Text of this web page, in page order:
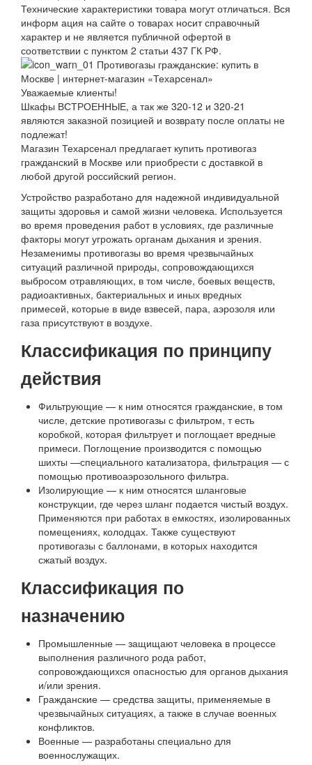
Технические характеристики товара могут отличаться. Вся
информ ация на сайте о товарах носит справочный
характер и не является публичной офертой в
соответствии с пунктом 2 статьи 437 ГК РФ.
Уважаемые клиенты!
Шкафы ВСТРОЕННЫЕ, а так же 320-12 и 320-21
являются заказной позицией и возврату после оплаты не
подлежат!
Магазин Техарсенал предлагает купить противогаз
гражданский в Москве или приобрести с доставкой в
любой другой российский регион.
Устройство разработано для надежной индивидуальной
защиты здоровья и самой жизни человека. Используется
во время проведения работ в условиях, где различные
факторы могут угрожать органам дыхания и зрения.
Незаменимы противогазы во время чрезвычайных
ситуаций различной природы, сопровождающихся
выбросом отравляющих, в том числе, боевых веществ,
радиоактивных, бактериальных и иных вредных
примесей, которые в виде взвесей, пара, аэрозоля или
газа присутствуют в воздухе.
Классификация по принципу
действия
Фильтрующие — к ним относятся гражданские, в том
числе, детские противогазы с фильтром, т есть
коробкой, которая фильтрует и поглощает вредные
примеси. Поглощение производится с помощью
шихты —специального катализатора, фильтрация — с
помощью противоаэрозольного фильтра.
Изолирующие — к ним относятся шланговые
конструкции, где через шланг подается чистый воздух.
Применяются при работах в емкостях, изолированных
помещениях, колодцах. Также существуют
противогазы с баллонами, в которых находится
сжатый воздух.
Классификация по
назначению
Промышленные — защищают человека в процессе
выполнения различного рода работ,
сопровождающихся опасностью для органов дыхания
и/или зрения.
Гражданские — средства защиты, применяемые в
чрезвычайных ситуациях, а также в случае военных
конфликтов.
Военные — разработаны специально для
военнослужащих.